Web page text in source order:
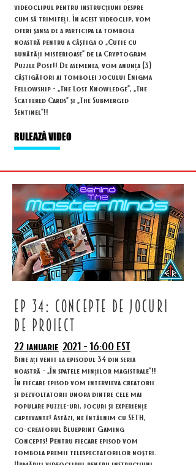
videoclipul pentru instrucțiuni despre
cum să trimiteți. În acest videoclip, vom
oferi șansa de a participa la tombola
noastră pentru a câștiga o „Cutie cu
bunătăți misterioase” de la Cryptogram
Puzzle Post!! De asemenea, vom anunța (3)
câștigători ai tombolei jocului Enigma
Fellowship - „The Lost Knowledge”, „The
Scattered Cards” și „The Submerged
Sentinel”!!
RULEAZĂ VIDEO
ep 34: concepte de jocuri
de proiect
22 ianuarie 2021 - 16:00 EST
Bine ați venit la episodul 34 din seria
noastră - „În spatele minților magistrale”!!
În fiecare episod vom intervieva creatorii
și dezvoltatorii unora dintre cele mai
populare puzzle-uri, jocuri și experiențe
captivante! Astăzi, ne întâlnim cu SETH,
co-creatorul Blueprint Gaming
Concepts! Pentru fiecare episod vom
tombola premii telespectatorilor noștri.